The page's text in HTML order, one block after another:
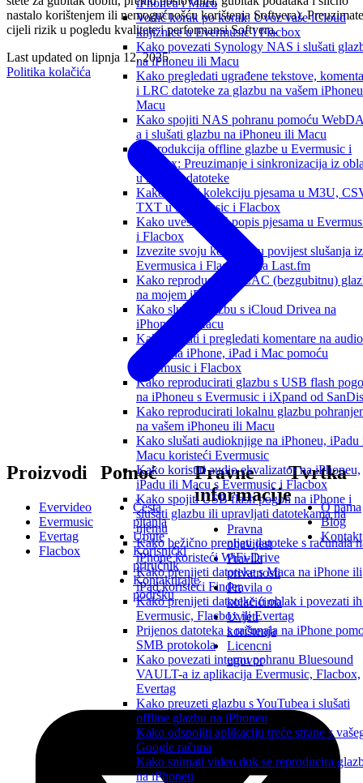
iPhoneu i Macu
Vodič korak po korak: Uvoz vaše iCloud
knjižnice u Evermusic i Flacbox
Kako povezati Synology NAS i slušati
na iPhoneu ili Macu
Kako pregledati ugrađene tekstove,
i LRC datoteke za glazbu na vašem
Macu
Kako spojiti NAS pohranu pomoću
a i slušati glazbu na iPhoneu ili Macu
Reprodukcija offline glazbe u Evermusic i
Flacbox: Preuzimanje i sinkronizacija iz
u lokalne datoteke
Kako izvesti kolekciju pjesama u M3U,
TXT u Evermusic i Flacbox
Kako uvesti M3U popis pjesama u
i Flacbox
Izvezite svoju kompletnu povijest slušanja iz
Evermusica i Flacboxa na Last.fm
Kako reproducirati FLAC (bezgubitnu)
na mojem iPhoneu
Kako slušati glazbu s iCloud Drivea na
iPhoneu ili Macu
Kako dodati i pregledati komentare na audio
zapise na iPhone, iPad i Mac pomoću
Evermusic i Flacbox
Kako reproducirati glazbu s USB flash
na iPhoneu s Evermusic i iXpand od
Kako reproducirati lokalnu glazbu
na vašem iPhoneu ili Macu
Kako slušati audioknjige na iPhoneu, iPadu
Macu koristeći Evermusic
Kako koristiti audio ekvalizator na iPhoneu,
iPadu ili Macu s Evermusic i Flacbox
Kako spojiti USB flash pogon na iPhone i
slušati glazbu ili upravljati datotekama na
njemu
Kako bežično prenijeti datoteke s računala
iPhone koristeći WiFi-Drive
Kako prenijeti datoteke s Maca na iPhone ili
iPad koristeći Finder
Kako prenijeti datoteke u oblak i povezati
Evermusic, Flacbox ili Evertag
Prijenos datoteka s računala na iPhone
SMB protokola
Kako povezati internu pohranu Bluesound
VAULT-a iz aplikacija Evermusic, Flacbox,
Evertag
Kako preuzeti glazbu s YouTubea i slušati
offline glazbu na iPhoneu
Kako odspojiti aplikaciju treće strane s
Google računa
Kako snimati video dok se reproducira
na iPhoneu
nastalo korištenjem ili nemogućnošću korištenja Softvera). Preuzimate
cijeli rizik u pogledu kvalitete i performansi Softvera.
Last updated on lipnja 12, 2025
Politika kolačića
Proizvodi
Evervideo
Evermusic
Evertag
Flacbox
Pomoć
Česta
pitanja
Upute
Korisnički
priručnik
Kontaktirajte
podršku
Pravne
informacije
Pravna
obavijest
Pravila
privatnosti
Pravila o
kolačićima
Uvjeti
korištenja
Licencni
ugovor
Tvrtka
O nama
Blog
Kontakt